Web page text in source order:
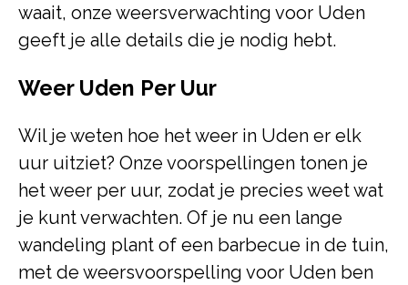
waait, onze weersverwachting voor Uden
geeft je alle details die je nodig hebt.
Weer Uden Per Uur
Wil je weten hoe het weer in Uden er elk
uur uitziet? Onze voorspellingen tonen je
het weer per uur, zodat je precies weet wat
je kunt verwachten. Of je nu een lange
wandeling plant of een barbecue in de tuin,
met de weersvoorspelling voor Uden ben